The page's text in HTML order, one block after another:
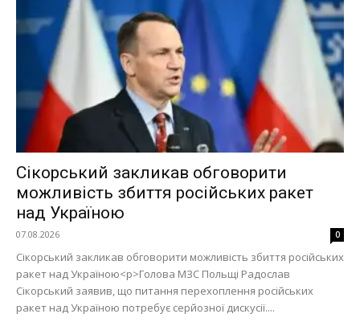
Сікорський закликав обговорити
можливість збиття російських ракет
над Україною
07.08.2026 0
Сікорський закликав обговорити можливість збиття російських
ракет над Україною<p>Голова МЗС Польщі Радослав
Сікорський заявив, що питання перехоплення російських
ракет над Україною потребує серйозної дискусії....